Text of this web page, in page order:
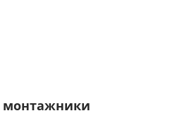
монтажники